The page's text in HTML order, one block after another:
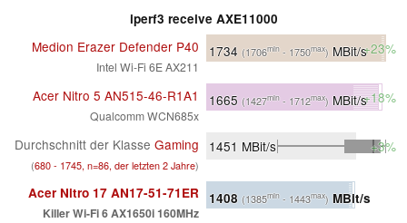
iperf3 receive AXE11000
Medion Erazer Defender P40
Intel Wi-Fi 6E AX211
1734 (1706min - 1750max) MBit/s+23%
Acer Nitro 5 AN515-46-R1A1
Qualcomm WCN685x
1665 (1427min - 1712max) MBit/s+18%
Durchschnitt der Klasse Gaming
(680 - 1745, n=86, der letzten 2 Jahre)
1451 MBit/s +3%
Acer Nitro 17 AN17-51-71ER
Killer Wi-Fi 6 AX1650i 160MHz
1408 (1385min - 1443max) MBit/s